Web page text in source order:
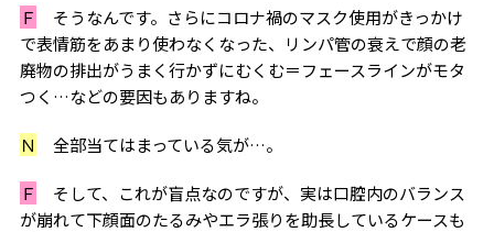
Ｆ
そうなんです。さらにコロナ禍のマスク使用がきっかけ
で表情筋をあまり使わなくなった、リンパ管の衰えで顔の老
廃物の排出がうまく行かずにむくむ＝フェースラインがモタ
つく…などの要因もありますね。
Ｎ 全部当てはまっている気が…。
Ｆ
そして、これが盲点なのですが、実は口腔内のバランス
が崩れて下顔面のたるみやエラ張りを助長しているケースも